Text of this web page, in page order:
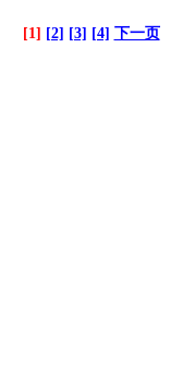
[1] [2] [3] [4] 下一页